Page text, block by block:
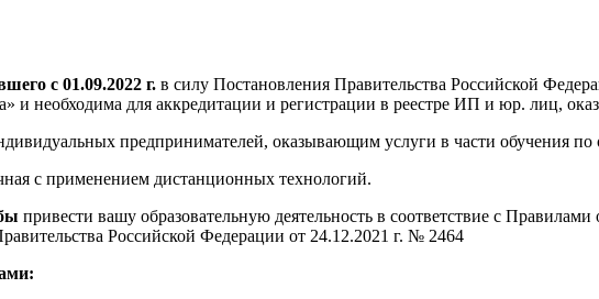
с 01.09.2022 г. в силу Постановления Правительства Российской
и необходима для аккредитации и регистрации в реестре ИП и юр. лиц,
предпринимателей, оказывающим услуги в части обучения по
с применением дистанционных технологий.
привести вашу образовательную деятельность в соответствие с
Российской Федерации от 24.12.2021 г. № 2464